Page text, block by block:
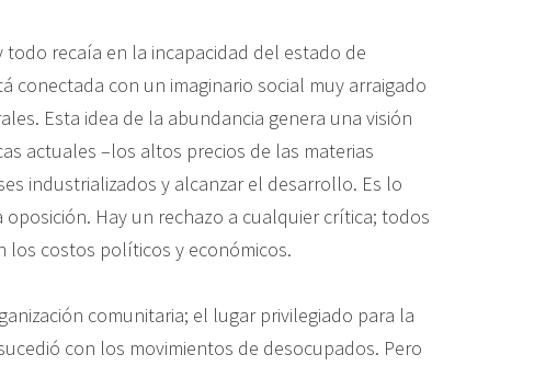
recaía en la incapacidad del estado de
con un imaginario social muy arraigado
Esta idea de la abundancia genera una visión
actuales –los altos precios de las materias
industrializados y alcanzar el desarrollo. Es lo
Hay un rechazo a cualquier crítica; todos
los costos políticos y económicos.
comunitaria; el lugar privilegiado para la
con los movimientos de desocupados. Pero